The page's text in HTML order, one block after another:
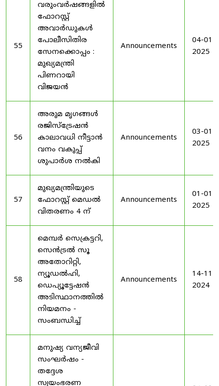
55
വരുംവർഷങ്ങളിൽ
ഫോറസ്റ്റ്
അവാർഡുകൾ
പോലീസിതിര
സേനക്കൊപ്പം :
മുഖ്യമന്ത്രി
പിണറായി
വിജയൻ
Announcements
04-01-
2025
56
അരുമ മൃഗങ്ങൾ
രജിസ്‌ട്രേഷൻ
കാലാവധി നീട്ടാൻ
വനം വകുപ്പ്
ശുപാർശ നൽകി
Announcements
03-01-
2025
57
മുഖ്യമന്ത്രിയുടെ
ഫോറസ്റ്റ് മെഡൽ
വിതരണം 4 ന്
Announcements
01-01-
2025
58
മെമ്പർ സെക്രട്ടറി,
സെൻട്രൽ സൂ
അതോറിറ്റി,
ന്യൂഡൽഹി,
ഡെപ്യൂട്ടേഷൻ
അടിസ്ഥാനത്തിൽ
നിയമനം -
സംബന്ധിച്ച്
Announcements
14-11-
2024
മനുഷ്യ വന്യജീവി
സംഘർഷം -
തദ്ദേശ
സ്വയംഭരണ